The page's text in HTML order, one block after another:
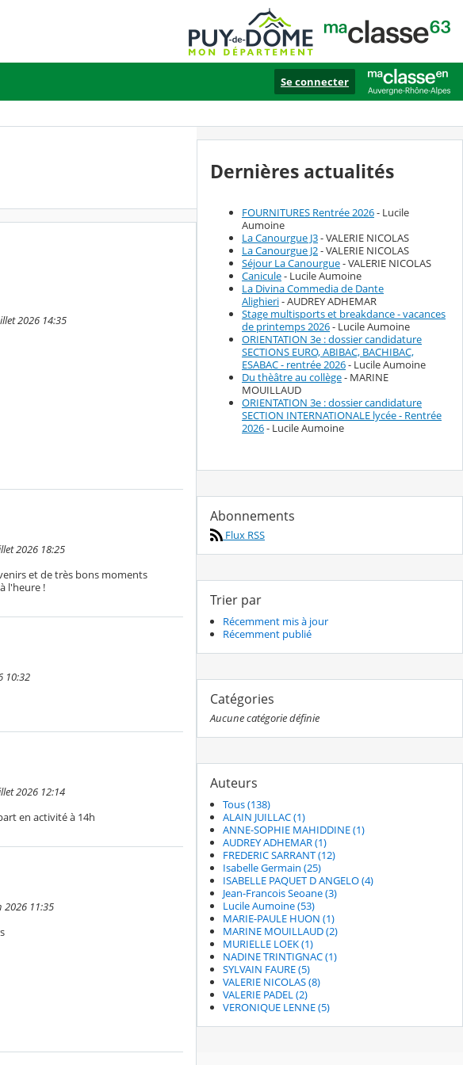
Se connecter
2026 14:35
2026 18:25
et de très bons moments
l'heure !
10:32
2026 12:14
en activité à 14h
2026 11:35
Dernières actualités
FOURNITURES Rentrée 2026- Lucile
Aumoine
La Canourgue J3- VALERIE NICOLAS
La Canourgue J2- VALERIE NICOLAS
Séjour La Canourgue- VALERIE NICOLAS
Canicule- Lucile Aumoine
La Divina Commedia de Dante
Alighieri- AUDREY ADHEMAR
Stage multisports et breakdance - vacances
de printemps 2026- Lucile Aumoine
ORIENTATION 3e : dossier candidature
SECTIONS EURO, ABIBAC, BACHIBAC,
ESABAC - rentrée 2026- Lucile Aumoine
Du thèâtre au collège- MARINE
MOUILLAUD
ORIENTATION 3e : dossier candidature
SECTION INTERNATIONALE lycée - Rentrée
2026- Lucile Aumoine
Abonnements
Flux RSS
Trier par
Récemment mis à jour
Récemment publié
Catégories
Aucune catégorie définie
Auteurs
Tous (138)
ALAIN JUILLAC (1)
ANNE-SOPHIE MAHIDDINE (1)
AUDREY ADHEMAR (1)
FREDERIC SARRANT (12)
Isabelle Germain (25)
ISABELLE PAQUET D ANGELO (4)
Jean-Francois Seoane (3)
Lucile Aumoine (53)
MARIE-PAULE HUON (1)
MARINE MOUILLAUD (2)
MURIELLE LOEK (1)
NADINE TRINTIGNAC (1)
SYLVAIN FAURE (5)
VALERIE NICOLAS (8)
VALERIE PADEL (2)
VERONIQUE LENNE (5)